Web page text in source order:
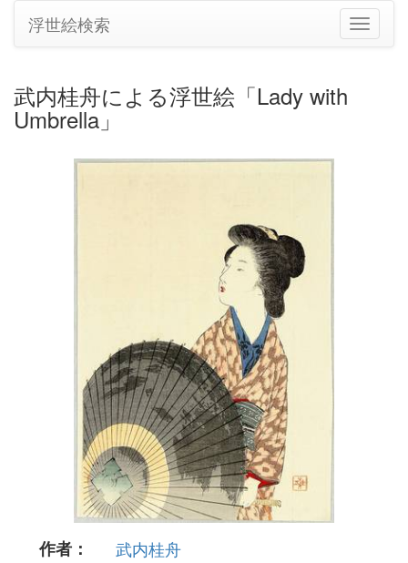
ナ
ビ
浮世絵検索
武内桂舟による浮世絵「Lady with
Umbrella」
作者：
武内桂舟